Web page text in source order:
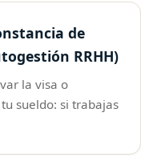
de
RRHH)
la visa o
sueldo: si trabajas